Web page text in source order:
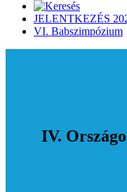
JELENTKEZÉS
VI. Babszimpózium
IV.